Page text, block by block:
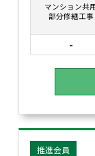
マンション共
部分修繕工事
-
推進会員